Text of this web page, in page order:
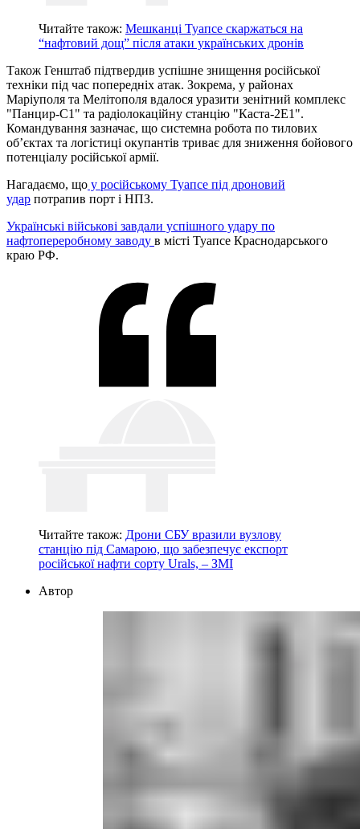
Читайте також: Мешканці Туапсе скаржаться на
“нафтовий дощ” після атаки українських дронів
Також Генштаб підтвердив успішне знищення російської
техніки під час попередніх атак. Зокрема, у районах
Маріуполя та Мелітополя вдалося уразити зенітний комплекс
"Панцир-С1" та радіолокаційну станцію "Каста-2Е1".
Командування зазначає, що системна робота по тилових
об’єктах та логістиці окупантів триває для зниження бойового
потенціалу російської армії.
Нагадаємо, що у російському Туапсе під дроновий
удар потрапив порт і НПЗ.
Українські військові завдали успішного удару по
нафтопереробному заводу в місті Туапсе Краснодарського
краю РФ.
Читайте також: Дрони СБУ вразили вузлову
станцію під Самарою, що забезпечує експорт
російської нафти сорту Urals, – ЗМІ
Автор